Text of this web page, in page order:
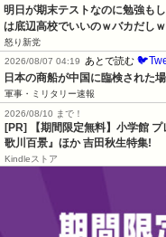
明日が期末テストなのに勉強も
は底辺高校でいいのｗバカだしｗ
怒り新党
2026/08/07 04:19
あとで読む
日本の商船が中国に臨検された
軍事・ミリタリー速報
2026/08/10 まで！
[PR] 【期間限定無料】小学館
歌川百景』ほか 吉田秋生特集!
Kindleストア